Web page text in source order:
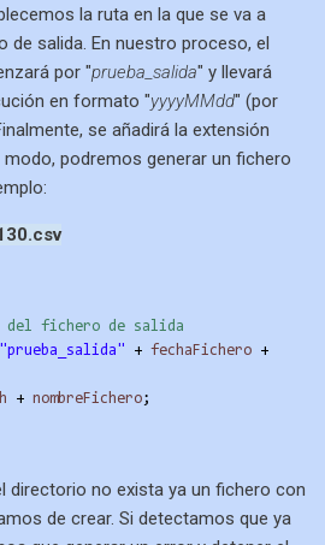
la ruta en la que se va a
de salida. En nuestro proceso, el
por "prueba_salida" y llevará
en formato "yyyyMMdd" (por
se añadirá la extensión
modo, podremos generar un fichero
del fichero de salida
"prueba_salida" + fechaFichero
+ nombreFichero;
directorio no exista ya un fichero con
de crear. Si detectamos que ya